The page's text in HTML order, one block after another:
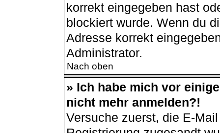
korrekt eingegeben hast
blockiert wurde. Wenn du
Adresse korrekt
Administrator.
Nach oben
» Ich habe mich vor
nicht mehr anmelden?!
Versuche zuerst, die E-